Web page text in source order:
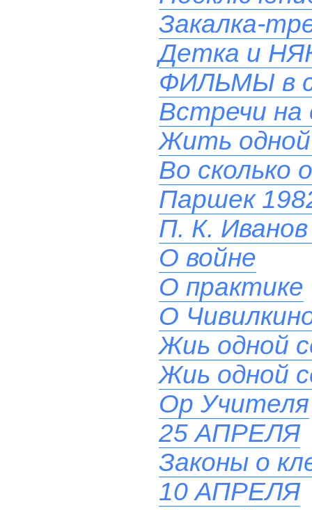
Закалка-
Детка и
ФИЛЬМЫ в
Встречи на
Жить
Во сколько
Паршек
П. К.
О войне
О практике
О
Жиь одной
Жиь одной
Ор Учителя
25 АПРЕЛЯ
Законы о
10 АПРЕЛЯ